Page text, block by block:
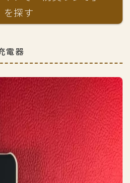
を探す
電器